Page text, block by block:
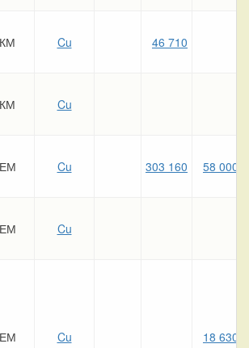
КМ Cu 46 710
КМ Cu
ЕМ Cu 303 160 58 000
ЕМ Cu
ЕМ Cu 18 630